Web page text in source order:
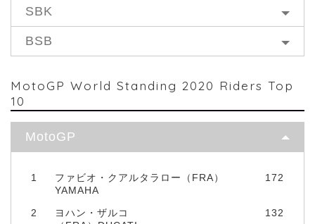
SBK
BSB
MotoGP World Standing 2020 Riders Top
10
MotoGP
1
ファビオ・クアルタラロー（FRA）
YAMAHA
172
2
ヨハン・ザルコ
132